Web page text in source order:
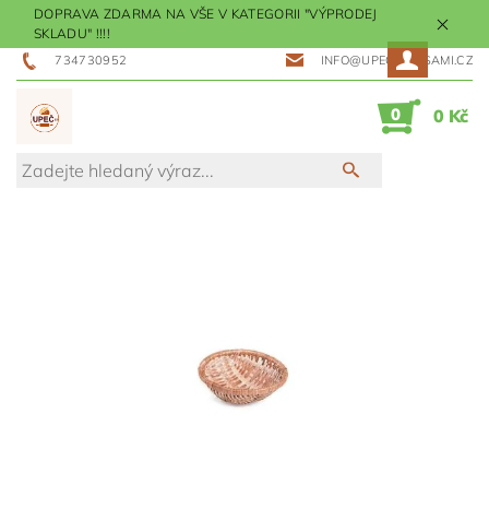
DOPRAVA ZDARMA NA VŠE V KATEGORII "VÝPRODEJ
SKLADU" !!!!
734730952 INFO@UPECMESISAMI.CZ
0 0 Kč